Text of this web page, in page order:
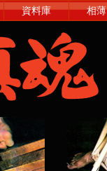
資料庫 相薄